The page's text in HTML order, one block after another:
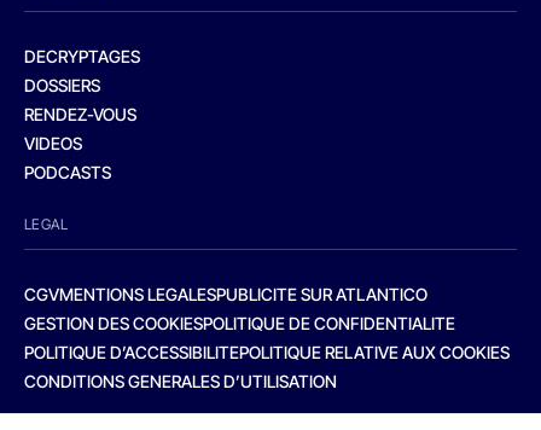
DECRYPTAGES
DOSSIERS
RENDEZ-VOUS
VIDEOS
PODCASTS
LEGAL
CGVMENTIONS LEGALESPUBLICITE SUR ATLANTICO
GESTION DES COOKIESPOLITIQUE DE CONFIDENTIALITE
POLITIQUE D’ACCESSIBILITEPOLITIQUE RELATIVE AUX COOKIES
CONDITIONS GENERALES D’UTILISATION